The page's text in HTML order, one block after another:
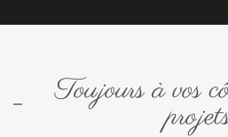
Toujours à vos